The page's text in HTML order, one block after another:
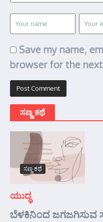
Save my name,
browser for the
ಸಣ್ಣ ಕಥೆ
ಸಣ್ಣ ಕಥೆ
ಯುದ್ಧ
ಬೆಳಕಿನಿಂದ ಜಗಜಗಿಸುವ